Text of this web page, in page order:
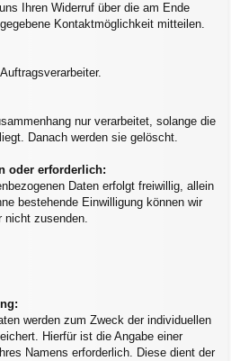
Ihren Widerruf über die am Ende
Kontaktmöglichkeit mitteilen.
nur verarbeitet, solange die
Danach werden sie gelöscht.
oder erforderlich:
Daten erfolgt freiwillig, allein
bestehende Einwilligung können wir
nicht zusenden.
werden zum Zweck der individuellen
Hierfür ist die Angabe einer
Namens erforderlich. Diese dient der